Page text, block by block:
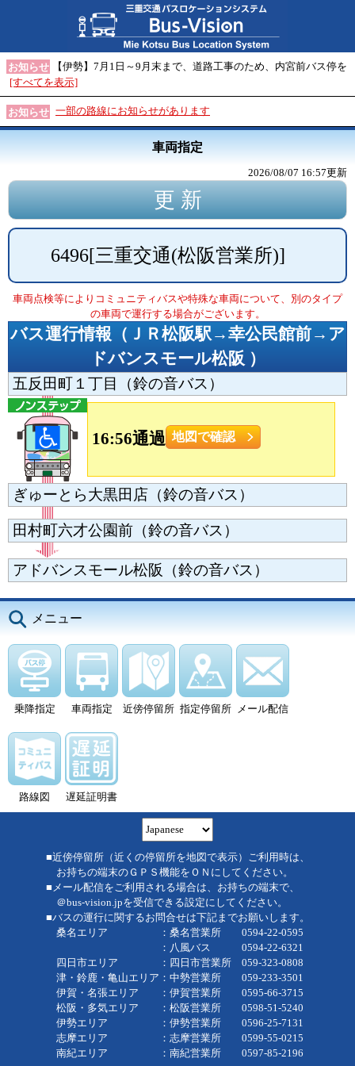
お知らせ
【伊勢】7月1日～9月末まで、道路工事のため、内宮前バス停を
[すべてを表示]
お知らせ 一部の路線にお知らせがあります
車両指定
2026/08/07 16:57更新
6496[三重交通(松阪営業所)]
車両点検等によりコミュニティバスや特殊な車両について、別のタイプ
の車両で運行する場合がございます。
バス運行情報（ ＪＲ松阪駅→幸公民館前→ア
ドバンスモール松阪 ）
五反田町１丁目（鈴の音バス）
16:56通過 地図で確認
ぎゅーとら大黒田店（鈴の音バス）
田村町六才公園前（鈴の音バス）
アドバンスモール松阪（鈴の音バス）
メニュー
乗降指定 車両指定 近傍停留所 指定停留所 メール配信
路線図 遅延証明書
■近傍停留所（近くの停留所を地図で表示）ご利用時は、
お持ちの端末のＧＰＳ機能をＯＮにしてください。
■メール配信をご利用される場合は、お持ちの端末で、
＠bus-vision.jpを受信できる設定にしてください。
■バスの運行に関するお問合せは下記までお願いします。
桑名エリア ：桑名営業所 0594-22-0595
：八風バス 0594-22-6321
四日市エリア ：四日市営業所 059-323-0808
津・鈴鹿・亀山エリア：中勢営業所 059-233-3501
伊賀・名張エリア ：伊賀営業所 0595-66-3715
松阪・多気エリア ：松阪営業所 0598-51-5240
伊勢エリア ：伊勢営業所 0596-25-7131
志摩エリア ：志摩営業所 0599-55-0215
南紀エリア ：南紀営業所 0597-85-2196